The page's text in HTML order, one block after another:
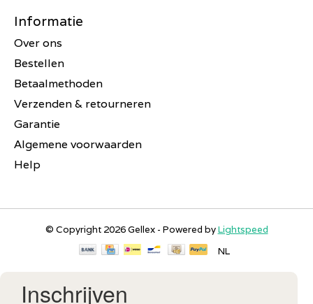
Informatie
Over ons
Bestellen
Betaalmethoden
Verzenden & retourneren
Garantie
Algemene voorwaarden
Help
© Copyright 2026 Gellex - Powered byLightspeed
NL
Inschrijven